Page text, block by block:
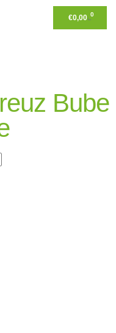
€0,00 0
Bube